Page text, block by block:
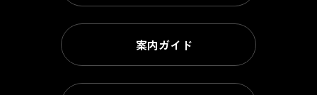
案内ガイド